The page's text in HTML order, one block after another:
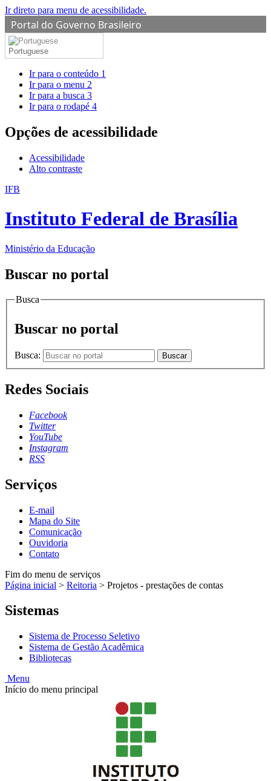
Ir direto para menu de acessibilidade.
Portal do Governo Brasileiro
Portuguese
Ir para o conteúdo 1
Ir para o menu 2
Ir para a busca 3
Ir para o rodapé 4
Opções de acessibilidade
Acessibilidade
Alto contraste
IFB
Instituto Federal de Brasília
Ministério da Educação
Buscar no portal
Busca
Buscar no portal
Busca: Buscar
Redes Sociais
Facebook
Twitter
YouTube
Instagram
RSS
Serviços
E-mail
Mapa do Site
Comunicação
Ouvidoria
Contato
Fim do menu de serviços
Página inicial > Reitoria > Projetos - prestações de contas
Sistemas
Sistema de Processo Seletivo
Sistema de Gestão Acadêmica
Bibliotecas
Menu
Início do menu principal